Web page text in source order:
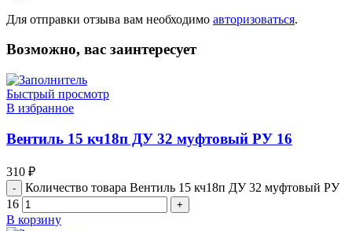
Для отправки отзыва вам необходимо авторизоваться.
Возможно, вас заинтересует
Быстрый просмотр
В избранное
Вентиль 15 кч18п ДУ 32 муфтовый РУ 16
310 ₽
Количество товара Вентиль 15 кч18п ДУ 32 муфтовый РУ
16
В корзину